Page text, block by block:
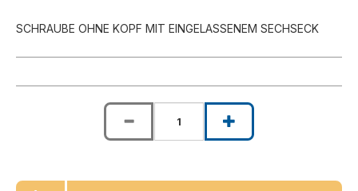
SCHRAUBE OHNE KOPF MIT EINGELASSENEM SECHSECK